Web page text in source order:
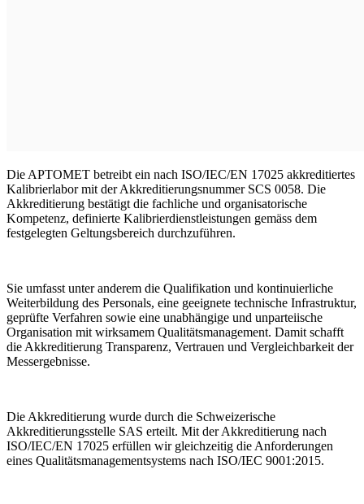
Die APTOMET betreibt ein nach ISO/IEC/EN 17025 akkreditiertes
Kalibrierlabor mit der Akkreditierungsnummer SCS 0058. Die
Akkreditierung bestätigt die fachliche und organisatorische
Kompetenz, definierte Kalibrierdienstleistungen gemäss dem
festgelegten Geltungsbereich durchzuführen.
Sie umfasst unter anderem die Qualifikation und kontinuierliche
Weiterbildung des Personals, eine geeignete technische Infrastruktur,
geprüfte Verfahren sowie eine unabhängige und unparteiische
Organisation mit wirksamem Qualitätsmanagement. Damit schafft
die Akkreditierung Transparenz, Vertrauen und Vergleichbarkeit der
Messergebnisse.
Die Akkreditierung wurde durch die Schweizerische
Akkreditierungsstelle SAS erteilt. Mit der Akkreditierung nach
ISO/IEC/EN 17025 erfüllen wir gleichzeitig die Anforderungen
eines Qualitätsmanagementsystems nach ISO/IEC 9001:2015.